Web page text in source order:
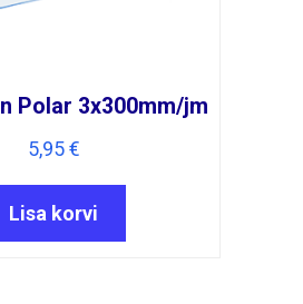
Polar 3x300mm/jm
5,95€
Lisa korvi